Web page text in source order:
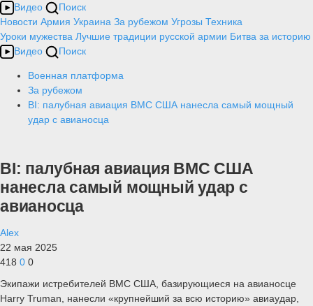
Видео
Поиск
Новости Армия Украина За рубежом Угрозы Техника
Уроки мужества Лучшие традиции русской армии Битва за историю
Видео
Поиск
Военная платформа
За рубежом
BI: палубная авиация ВМС США нанесла самый мощный
удар с авианосца
BI: палубная авиация ВМС США
нанесла самый мощный удар с
авианосца
Alex
22 мая 2025
418 0 0
Экипажи истребителей ВМС США, базирующиеся на авианосце
Harry Truman, нанесли «крупнейший за всю историю» авиаудар,